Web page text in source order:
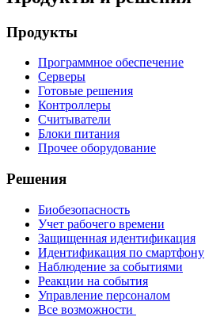
Продукты
Программное обеспечение
Серверы
Готовые решения
Контроллеры
Считыватели
Блоки питания
Прочее оборудование
Решения
Биобезопасность
Учет рабочего времени
Защищенная идентификация
Идентификация по смартфону
Наблюдение за событиями
Реакции на события
Управление персоналом
Все возможности